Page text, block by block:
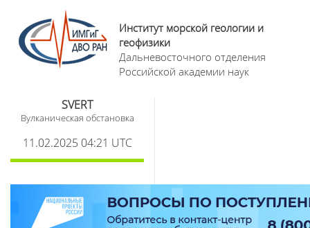
Институт морской геологии и
геофизики
Дальневосточного отделения
Российской академии наук
SVERT
Вулканическая обстановка
11.02.2025 04:21 UTC